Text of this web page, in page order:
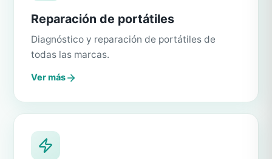
Reparación de portátiles
Diagnóstico y reparación de portátiles de
todas las marcas.
Ver más